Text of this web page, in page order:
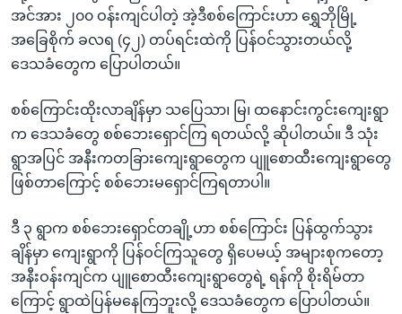
အင်အား ၂၀၀ ဝန်းကျင်ပါတဲ့ အဲ့ဒီစစ်ကြောင်းဟာ ရွှေဘိုမြို့
အခြေစိုက် ခလရ (၄၂) တပ်ရင်းထဲကို ပြန်ဝင်သွားတယ်လို့
ဒေသခံတွေက ပြောပါတယ်။
စစ်ကြောင်းထိုးလာချိန်မှာ သပြေသာ၊ မြ၊ ထနောင်းကွင်းကျေးရွာ
က ဒေသခံတွေ စစ်ဘေးရှောင်ကြ ရတယ်လို့ ဆိုပါတယ်။ ဒီ သုံး
ရွာအပြင် အနီးကတခြားကျေးရွာတွေက ပျူစောထီးကျေးရွာတွေ
ဖြစ်တာကြောင့် စစ်ဘေးမရှောင်ကြရတာပါ။
ဒီ ၃ ရွာက စစ်ဘေးရှောင်တချို့ဟာ စစ်ကြောင်း ပြန်ထွက်သွား
ချိန်မှာ ကျေးရွာကို ပြန်ဝင်ကြသူတွေ ရှိပေမယ့် အများစုကတော့
အနီးဝန်းကျင်က ပျူစောထီးကျေးရွာတွေရဲ့ ရန်ကို စိုးရိမ်တာ
ကြောင့် ရွာထဲပြန်မနေကြဘူးလို့ ဒေသခံတွေက ပြောပါတယ်။